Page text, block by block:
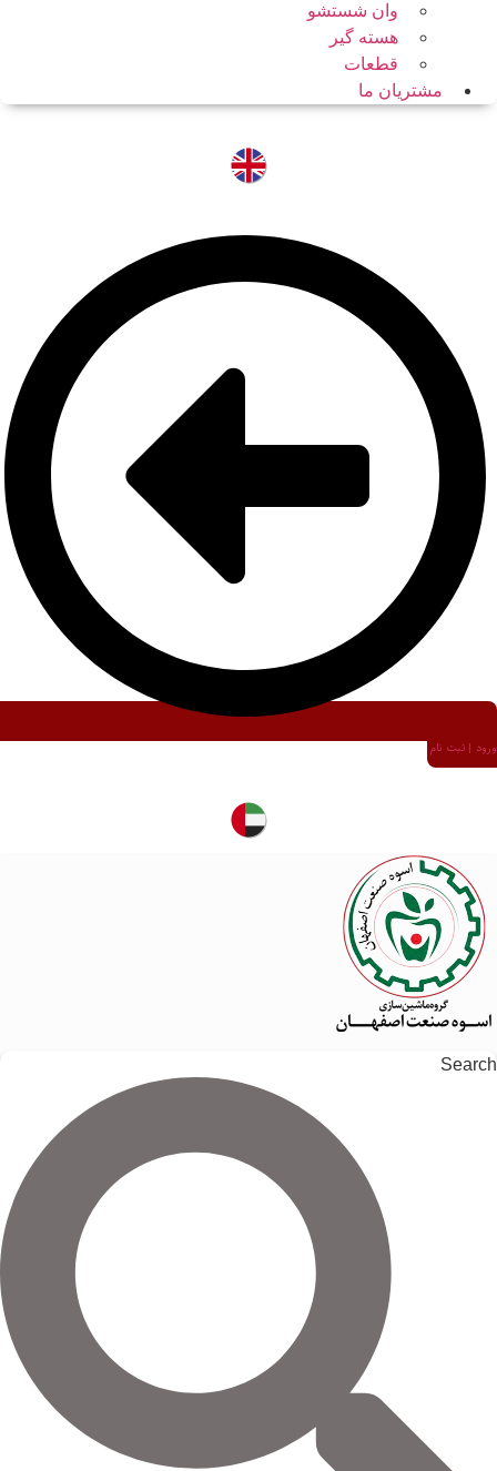
وان شستشو
هسته گیر
قطعات
مشتریان ما
ورود | ثبت نام
Search